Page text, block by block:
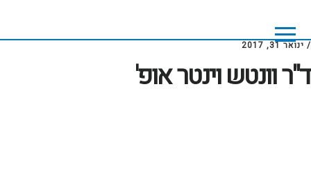
main
content
footer
/ ינואר 31, 2017
ד"ר וונטש וינטר אופ'